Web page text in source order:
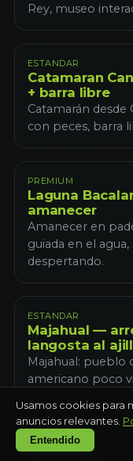
Rey, museo
ESTANDAR
Catamaran
+ barra libre
Catamarán desde
con peces, barra
PREMIUM
Laguna
amanecer
Amanecer en
guiada en el
despertando.
ESTANDAR
Majahual —
langosta al
Majahual: pueblo
americano poco
LUJO
Usamos cookies para
anuncios relevantes.
Entendido